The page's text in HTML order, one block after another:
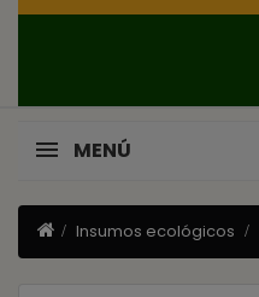
MENÚ
Insumos ecológicos